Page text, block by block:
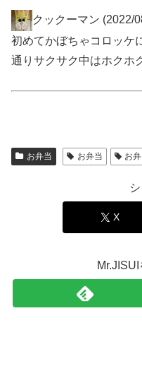
クックーマン (2022/
初めてかぼちゃコロッケ
通りサクサク中はホクホ
お弁当 お弁当 お
X